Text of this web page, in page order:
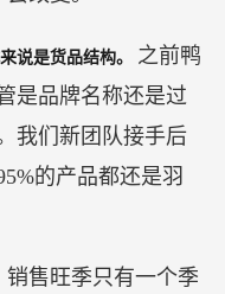
说是货品结构。 之前鸭
是品牌名称还是过
我们新团队接手后
的产品都还是羽
售旺季只有一个季